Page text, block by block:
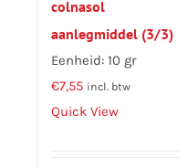
colnasol
aanlegmiddel (3/3)
Eenheid: 10 gr
€7,55 incl. btw
Quick View